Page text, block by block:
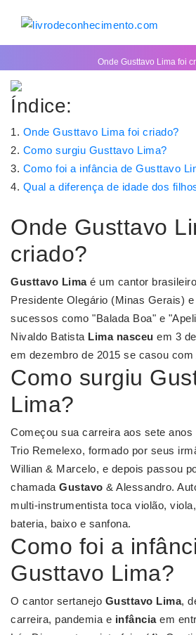
Onde Gusttavo Lima foi
Índice:
Onde Gusttavo Lima foi criado?
Como surgiu Gusttavo Lima?
Como foi a infância de Gusttavo
Qual a diferença de idade dos
Onde Gusttavo
criado?
Gusttavo Limaé um cantor
Presidente Olegário (Minas Gerais)
sucessos como "Balada Boa" e
Nivaldo Batista Lima nasceu em 3
em dezembro de 2015 se casou com
Como surgiu
Lima?
Começou sua carreira aos sete anos
Trio Remelexo, formado por seus
Willian & Marcelo, e depois passou
chamada Gustavo & Alessandro.
multi-instrumentista toca violão,
bateria, baixo e sanfona.
Como foi a
Gusttavo Lima?
O cantor sertanejo Gusttavo Lima,
carreira, pandemia e infânciaem